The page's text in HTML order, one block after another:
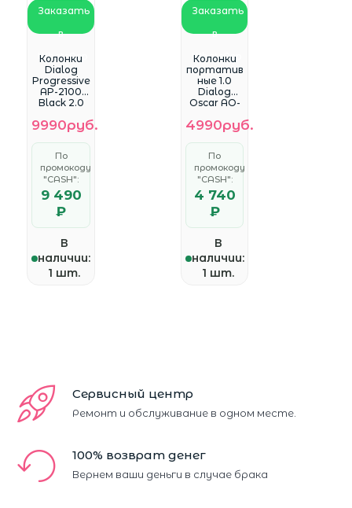
Заказать
в
WhatsApp
Колонки
Dialog
Progressive
AP-2100
Black 2.0
RMS
Bluetooth
FM+USB+S
D reader
9990руб.
По
промокоду
"CASH":
9 490
₽
В
наличии:
1 шт.
Заказать
в
WhatsApp
Колонки
портатив
ные 1.0
Dialog
Oscar AO-
30W,
Bluetooth,
FM, USB,
SD, ПДУ,
караоке с
микрофон
ом,
подсветк
а RGB,
аккумуля
тора,
чёрный
4990руб.
По
промокоду
"CASH":
4 740
₽
В
наличии:
1 шт.
Сервисный центр
Ремонт и обслуживание в одном месте.
100% возврат денег
Вернем ваши деньги в случае брака